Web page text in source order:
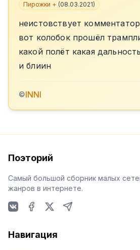
Пирожки + (08.03.2021)
неистовствует комментатор
вот колобок прошёл
какой полëт какая дальность
и блиин
©INNI
Поэторий
Самый большой сборник малых
жанров в интернете.
Навигация